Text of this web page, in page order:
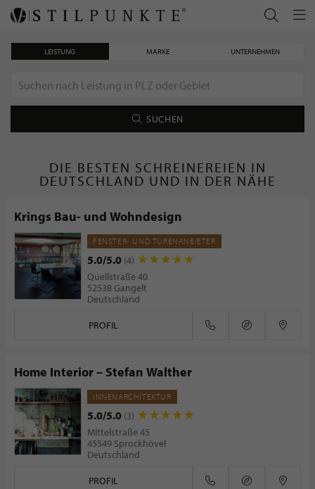
LEISTUNG MARKE UNTERNEHMEN
SUCHEN
DIE BESTEN SCHREINEREIEN IN
DEUTSCHLAND UND IN DER NÄHE
Krings Bau- und Wohndesign
FENSTER- UND TÜRENANBIETER
5.0/5.0 (4)
Quellstraße 40
52538 Gangelt
Deutschland
PROFIL
Home Interior – Stefan Walther
INNENARCHITEKTUR
5.0/5.0 (3)
Mittelstraße 45
45549 Sprockhövel
Deutschland
PROFIL